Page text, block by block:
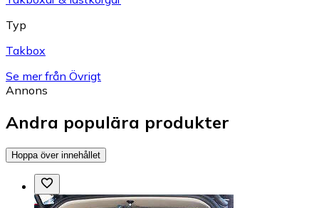
Typ
Takbox
Se mer från Övrigt
Annons
Andra populära produkter
Hoppa över innehållet